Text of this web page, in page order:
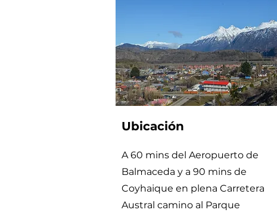
Ubicación
A 60 mins del Aeropuerto de
Balmaceda y a 90 mins de
Coyhaique en plena Carretera
Austral camino al Parque